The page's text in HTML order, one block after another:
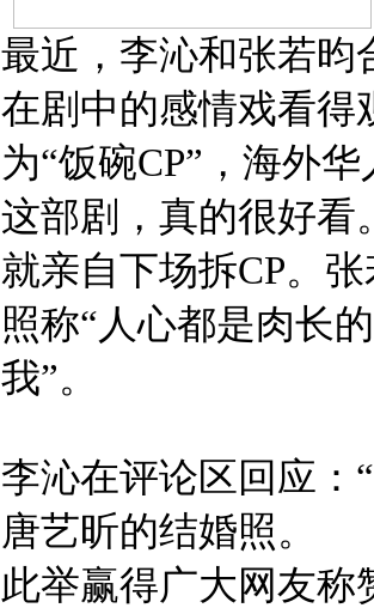
最近，李沁和张若昀
在剧中的感情戏看得
为“饭碗CP”，海外
这部剧，真的很好看
就亲自下场拆CP。
照称“人心都是肉长
我”。
李沁在评论区回应：
唐艺昕的结婚照。
此举赢得广大网友称